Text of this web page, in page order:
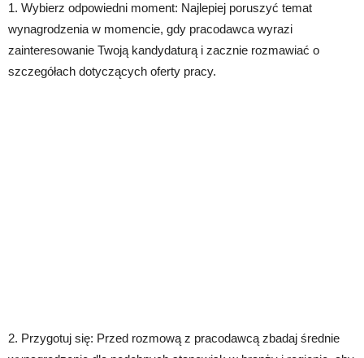
1. Wybierz odpowiedni moment: Najlepiej poruszyć temat
wynagrodzenia w momencie, gdy pracodawca wyrazi
zainteresowanie Twoją kandydaturą i zacznie rozmawiać o
szczegółach dotyczących oferty pracy.
2. Przygotuj się: Przed rozmową z pracodawcą zbadaj średnie